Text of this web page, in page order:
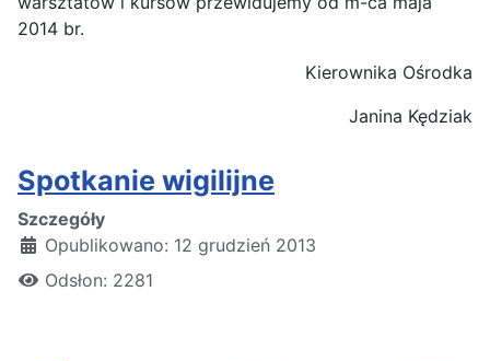
2014 br.
Kierownika Ośrodka
Janina Kędziak
Spotkanie wigilijne
Szczegóły
Opublikowano: 12 grudzień 2013
Odsłon: 2281